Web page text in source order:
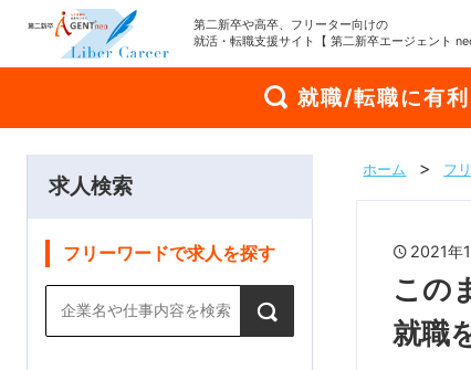
第二新卒や高卒、フリーター向けの
就活・転職支援サイト【 第二新卒エージェント neo
就職/転職に有
求人検索
フリーワードで求人を探す
ホーム フ
2021年
この
就職